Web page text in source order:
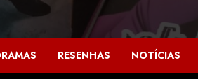
RESENHAS NOTÍCIAS